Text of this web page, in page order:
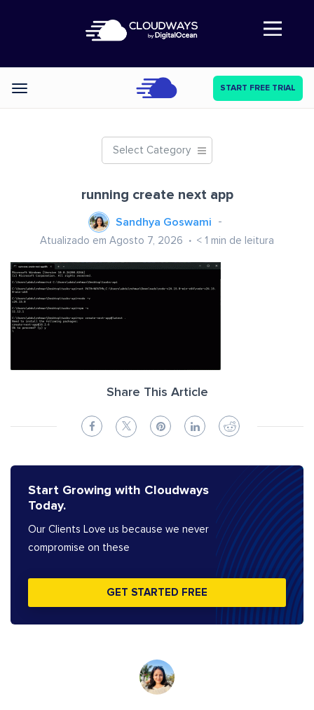
Abre a navegação
Categories START FREE TRIAL
Select Category
running create next app
Sandhya Goswami
Atualizado em Agosto 7, 2026 < 1 min de leitura
Share This Article
Start Growing with Cloudways
Today.
Our Clients Love us because we never
compromise on these
GET STARTED FREE